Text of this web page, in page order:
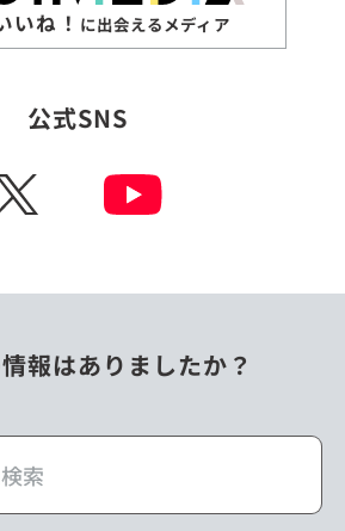
いね！ に出会えるメディア
公式SNS
報はありましたか？